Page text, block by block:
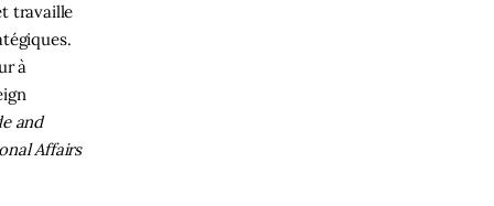
travaille
à
and
Affairs